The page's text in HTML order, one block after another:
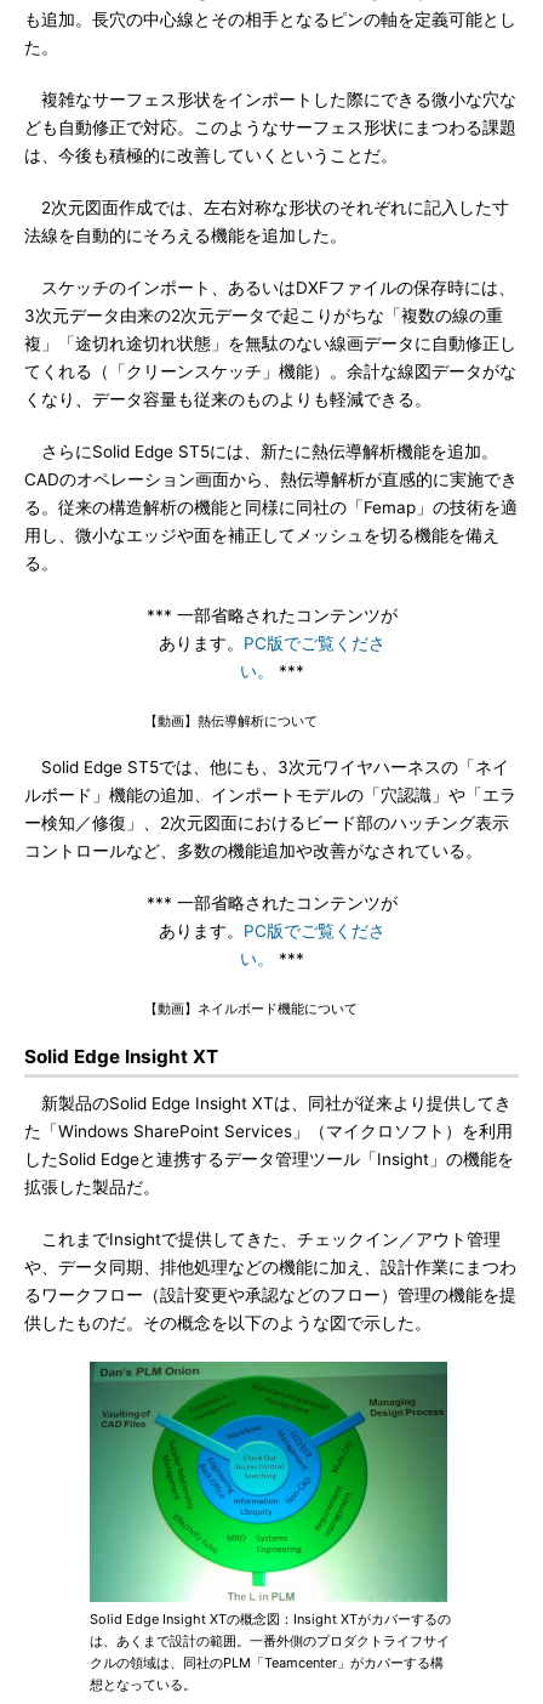
も追加。長穴の中心線とその相手となるピンの軸を定義可能とし
た。
複雑なサーフェス形状をインポートした際にできる微小な穴な
ども自動修正で対応。このようなサーフェス形状にまつわる課題
は、今後も積極的に改善していくということだ。
2次元図面作成では、左右対称な形状のそれぞれに記入した寸
法線を自動的にそろえる機能を追加した。
スケッチのインポート、あるいはDXFファイルの保存時には、
3次元データ由来の2次元データで起こりがちな「複数の線の重
複」「途切れ途切れ状態」を無駄のない線画データに自動修正し
てくれる（「クリーンスケッチ」機能）。余計な線図データがな
くなり、データ容量も従来のものよりも軽減できる。
さらにSolid Edge ST5には、新たに熱伝導解析機能を追加。
CADのオペレーション画面から、熱伝導解析が直感的に実施でき
る。従来の構造解析の機能と同様に同社の「Femap」の技術を適
用し、微小なエッジや面を補正してメッシュを切る機能を備え
る。
*** 一部省略されたコンテンツが
あります。 PC版でご覧くださ
い。
***
【動画】熱伝導解析について
Solid Edge ST5では、他にも、3次元ワイヤハーネスの「ネイ
ルボード」機能の追加、インポートモデルの「穴認識」や「エラ
ー検知／修復」、2次元図面におけるビード部のハッチング表示
コントロールなど、多数の機能追加や改善がなされている。
*** 一部省略されたコンテンツが
あります。 PC版でご覧くださ
い。
***
【動画】ネイルボード機能について
Solid Edge Insight XT
新製品のSolid Edge Insight XTは、同社が従来より提供してき
た「Windows SharePoint Services」（マイクロソフト）を利用
したSolid Edgeと連携するデータ管理ツール「Insight」の機能を
拡張した製品だ。
これまでInsightで提供してきた、チェックイン／アウト管理
や、データ同期、排他処理などの機能に加え、設計作業にまつわ
るワークフロー（設計変更や承認などのフロー）管理の機能を提
供したものだ。その概念を以下のような図で示した。
Solid Edge Insight XTの概念図：Insight XTがカバーするの
は、あくまで設計の範囲。一番外側のプロダクトライフサイ
クルの領域は、同社のPLM「Teamcenter」がカバーする構
想となっている。